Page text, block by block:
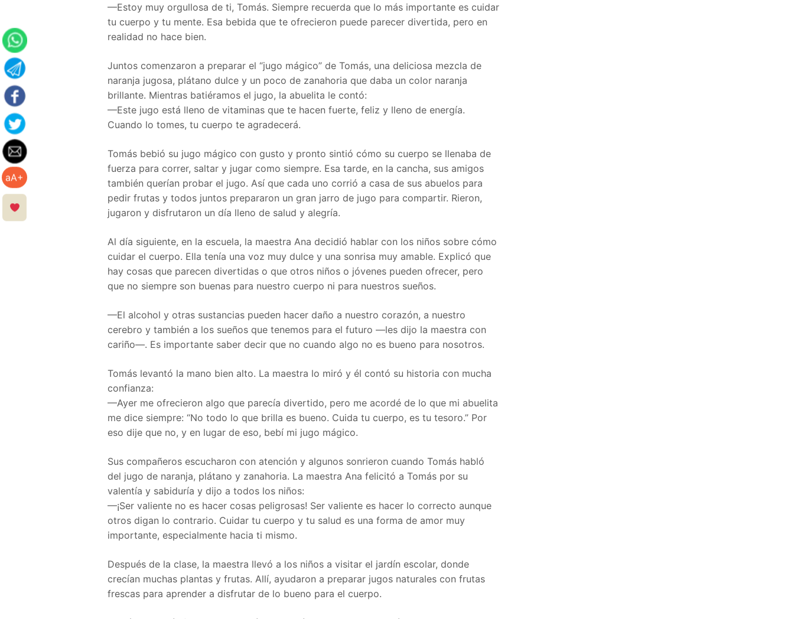
aA+
—Estoy muy orgullosa de ti, Tomás. Siempre recuerda que lo más importante es cuidar
tu cuerpo y tu mente. Esa bebida que te ofrecieron puede parecer divertida, pero en
realidad no hace bien.
Juntos comenzaron a preparar el “jugo mágico” de Tomás, una deliciosa mezcla de
naranja jugosa, plátano dulce y un poco de zanahoria que daba un color naranja
brillante. Mientras batiéramos el jugo, la abuelita le contó:
—Este jugo está lleno de vitaminas que te hacen fuerte, feliz y lleno de energía.
Cuando lo tomes, tu cuerpo te agradecerá.
Tomás bebió su jugo mágico con gusto y pronto sintió cómo su cuerpo se llenaba de
fuerza para correr, saltar y jugar como siempre. Esa tarde, en la cancha, sus amigos
también querían probar el jugo. Así que cada uno corrió a casa de sus abuelos para
pedir frutas y todos juntos prepararon un gran jarro de jugo para compartir. Rieron,
jugaron y disfrutaron un día lleno de salud y alegría.
Al día siguiente, en la escuela, la maestra Ana decidió hablar con los niños sobre cómo
cuidar el cuerpo. Ella tenía una voz muy dulce y una sonrisa muy amable. Explicó que
hay cosas que parecen divertidas o que otros niños o jóvenes pueden ofrecer, pero
que no siempre son buenas para nuestro cuerpo ni para nuestros sueños.
—El alcohol y otras sustancias pueden hacer daño a nuestro corazón, a nuestro
cerebro y también a los sueños que tenemos para el futuro —les dijo la maestra con
cariño—. Es importante saber decir que no cuando algo no es bueno para nosotros.
Tomás levantó la mano bien alto. La maestra lo miró y él contó su historia con mucha
confianza:
—Ayer me ofrecieron algo que parecía divertido, pero me acordé de lo que mi abuelita
me dice siempre: “No todo lo que brilla es bueno. Cuida tu cuerpo, es tu tesoro.” Por
eso dije que no, y en lugar de eso, bebí mi jugo mágico.
Sus compañeros escucharon con atención y algunos sonrieron cuando Tomás habló
del jugo de naranja, plátano y zanahoria. La maestra Ana felicitó a Tomás por su
valentía y sabiduría y dijo a todos los niños:
—¡Ser valiente no es hacer cosas peligrosas! Ser valiente es hacer lo correcto aunque
otros digan lo contrario. Cuidar tu cuerpo y tu salud es una forma de amor muy
importante, especialmente hacia ti mismo.
Después de la clase, la maestra llevó a los niños a visitar el jardín escolar, donde
crecían muchas plantas y frutas. Allí, ayudaron a preparar jugos naturales con frutas
frescas para aprender a disfrutar de lo bueno para el cuerpo.